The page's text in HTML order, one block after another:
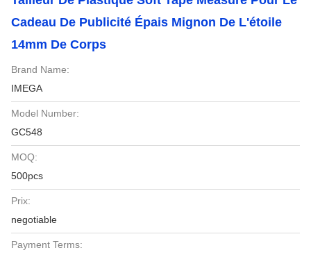
Cadeau De Publicité Épais Mignon De L'étoile
14mm De Corps
Brand Name:
IMEGA
Model Number:
GC548
MOQ:
500pcs
Prix:
negotiable
Payment Terms: